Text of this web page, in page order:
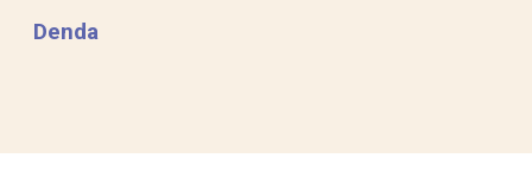
Denda